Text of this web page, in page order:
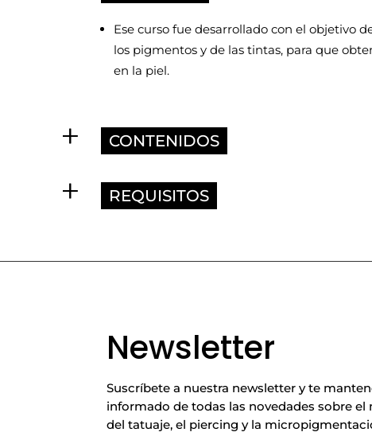
Ese curso fue desarrollado con el objetivo
los pigmentos y de las tintas, para que
en la piel.
CONTENIDOS
REQUISITOS
Newsletter
Suscríbete a nuestra newsletter y te
informado de todas las novedades sobre el
del tatuaje, el piercing y la